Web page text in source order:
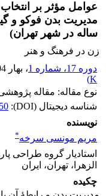
عوامل مؤثر بر
ساله در شهر تهران)
زن در فرهنگ و هنر
دوره 17، شماره 1
، بهار 1404
K
)
نوع مقاله: مقاله
شناسه دیجیتال (DOI):
نویسنده
مریم مونسی سرخه*
استادیار گروه طراحی
الزهرا، تهران، ایران
چکیده